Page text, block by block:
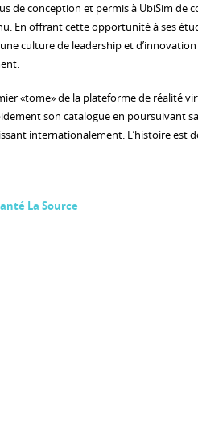
de conception et permis à UbiSim de
En offrant cette opportunité à ses
culture de leadership et d’innovation
«tome» de la plateforme de réalité
son catalogue en poursuivant sa
internationalement. L’histoire est
La Source